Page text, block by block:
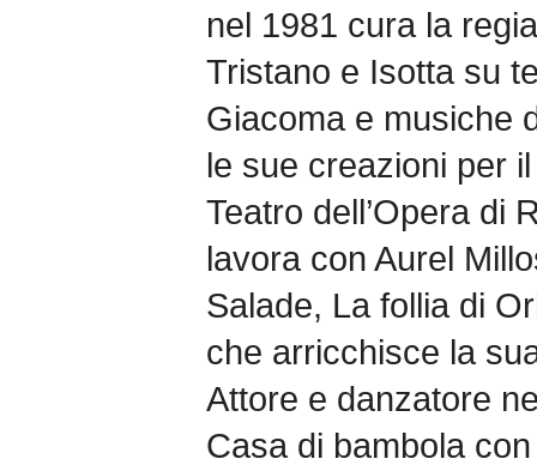
nel 1981 cura la
Tristano e Isotta su
Giacoma e musiche
le sue creazioni per
Teatro dell’Opera di
lavora con Aurel
Salade, La follia di
che arricchisce la
Attore e danzatore
Casa di bambola